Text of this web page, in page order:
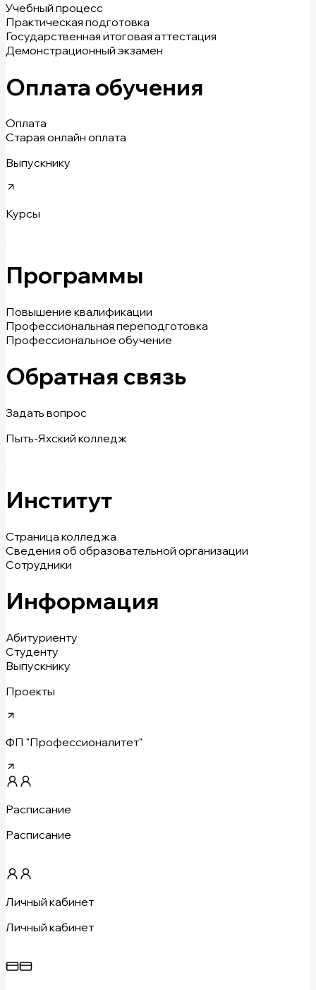
Учебный процесс
Практическая подготовка
Государственная итоговая аттестация
Демонстрационный экзамен
Оплата обучения
Оплата
Старая онлайн оплата
Выпускнику
Курсы
Программы
Повышение квалификации
Профессиональная переподготовка
Профессиональное обучение
Обратная связь
Задать вопрос
Пыть-Яхский колледж
Институт
Страница колледжа
Сведения об образовательной организации
Сотрудники
Информация
Абитуриенту
Студенту
Выпускнику
Проекты
ФП "Профессионалитет"
Расписание
Расписание
Личный кабинет
Личный кабинет